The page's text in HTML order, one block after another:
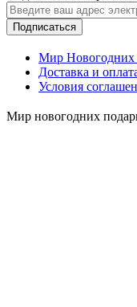
Подписаться
Мир Новогодних
Доставка и
Условия
Мир новогодних